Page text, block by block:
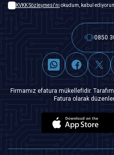
KVKK Sözleşmesi'ni okudum, kabul
0850
Firmamız efatura mükellefidir.
Fatura olarak